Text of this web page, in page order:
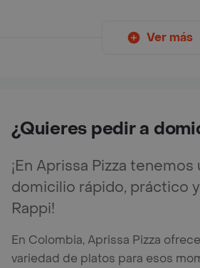
Ver más
¿Quieres pedir a
¡En Aprissa Pizza
domicilio rápido, práctico
Rappi!
En Colombia, Aprissa Pizza
variedad de platos para esos